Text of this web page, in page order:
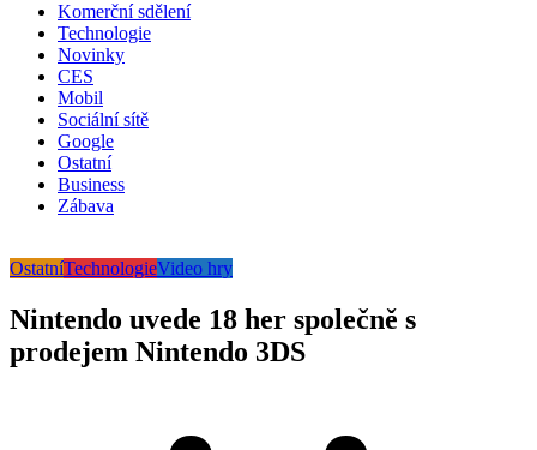
Komerční sdělení
Technologie
Novinky
CES
Mobil
Sociální sítě
Google
Ostatní
Business
Zábava
OstatníTechnologieVideo hry
Nintendo uvede 18 her společně s
prodejem Nintendo 3DS